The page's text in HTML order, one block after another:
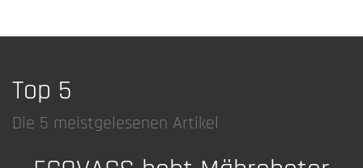
Top 5
Die 5 meistgelesenen Artikel